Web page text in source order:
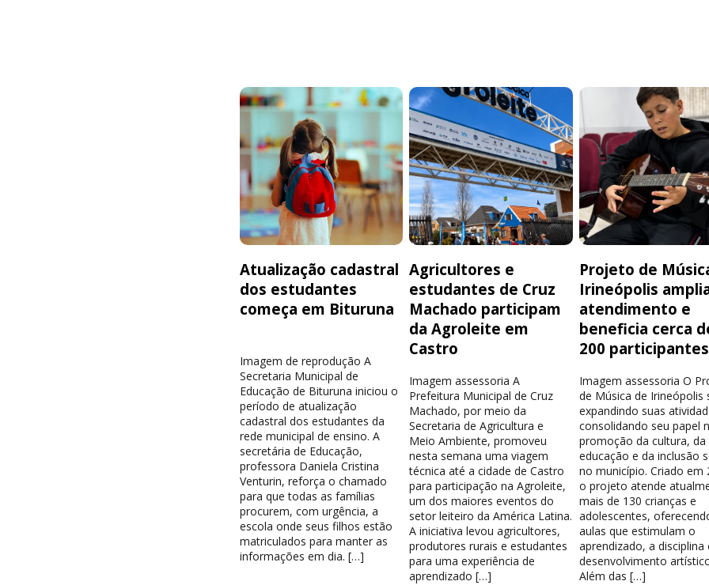
Atualização cadastral
dos estudantes
começa em Bituruna
Imagem de reprodução A
Secretaria Municipal de
Educação de Bituruna iniciou o
período de atualização
cadastral dos estudantes da
rede municipal de ensino. A
secretária de Educação,
professora Daniela Cristina
Venturin, reforça o chamado
para que todas as famílias
procurem, com urgência, a
escola onde seus filhos estão
matriculados para manter as
informações em dia. […]
Agricultores e
estudantes de Cruz
Machado participam
da Agroleite em
Castro
Imagem assessoria A
Prefeitura Municipal de Cruz
Machado, por meio da
Secretaria de Agricultura e
Meio Ambiente, promoveu
nesta semana uma viagem
técnica até a cidade de Castro
para participação na Agroleite,
um dos maiores eventos do
setor leiteiro da América Latina.
A iniciativa levou agricultores,
produtores rurais e estudantes
para uma experiência de
aprendizado […]
Projeto de
Irineópolis
atendimento e
beneficia cerca
200 participantes
Imagem assessoria O
de Música de Irineópolis
expandindo suas
consolidando seu papel
promoção da cultura, da
educação e da inclusão
no município. Criado em
o projeto atende
mais de 130 crianças e
adolescentes,
aulas que estimulam o
aprendizado, a disciplina
desenvolvimento
Além das […]